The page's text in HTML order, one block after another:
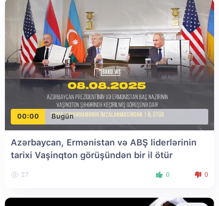
00:00 Bugün
Azərbaycan, Ermənistan və ABŞ liderlərinin
tarixi Vaşinqton görüşündən bir il ötür
27 0 0